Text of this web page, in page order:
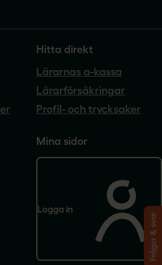
Hitta direkt
Lärarnas a-kassa
Lärarförsäkringar
Profil- och trycksaker
Mina sidor
Logga in
Frågor & svar